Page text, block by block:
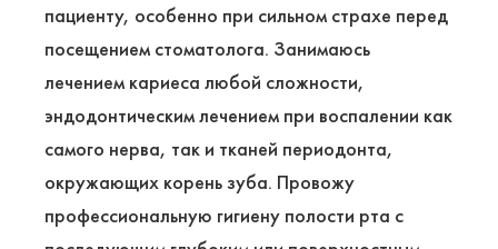
пациенту, особенно при сильном страхе перед
посещением стоматолога. Занимаюсь
лечением кариеса любой сложности,
эндодонтическим лечением при воспалении как
самого нерва, так и тканей периодонта,
окружающих корень зуба. Провожу
профессиональную гигиену полости рта с